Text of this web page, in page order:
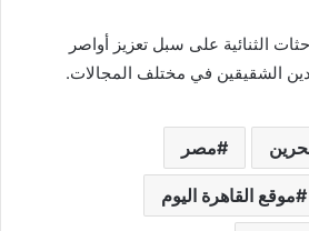
الثنائية على سبل تعزيز أواصر
الشقيقين في مختلف المجالات.
مصر
موقع القاهرة اليوم